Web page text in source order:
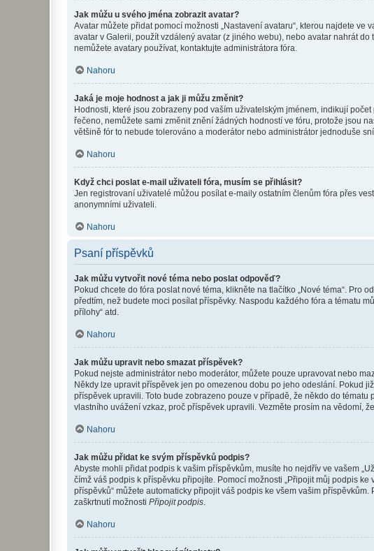
Jak můžu u svého jména zobrazit avatar?
Avatar můžete přidat pomocí možnosti „Nastavení avataru“, kterou najdete ve
avatar v Galerii, použít vzdálený avatar (z jiného webu), nebo avatar nahrát
nemůžete avatary používat, kontaktujte administrátora fóra.
Nahoru
Jaká je moje hodnost a jak ji můžu změnit?
Hodnosti, které jsou zobrazeny pod vaším uživatelským jménem, indikují
řečeno, nemůžete sami změnit znění žádných hodností ve fóru, protože jsou
většině fór to nebude tolerováno a moderátor nebo administrátor jednoduše
Nahoru
Když chci poslat e-mail uživateli fóra, musím se přihlásit?
Jen registrovaní uživatelé můžou posílat e-maily ostatním členům fóra přes
anonymními uživateli.
Nahoru
Psaní příspěvků
Jak můžu vytvořit nové téma nebo poslat odpověď?
Pokud chcete do fóra poslat nové téma, klikněte na tlačítko „Nové téma“. Pro
předtím, než budete moci posílat příspěvky. Naspodu každého fóra a tématu
přílohy“ atd.
Nahoru
Jak můžu upravit nebo smazat příspěvek?
Pokud nejste administrátor nebo moderátor, můžete pouze upravovat nebo
Někdy lze upravit příspěvek jen po omezenou dobu po jeho odeslání. Pokud
příspěvek upravili. Toto bude zobrazeno pouze v případě, že někdo do
vlastního uvážení vzkaz, proč příspěvek upravili. Vezměte prosím na vědomí,
Nahoru
Jak můžu přidat ke svým příspěvků podpis?
Abyste mohli přidat podpis k vašim příspěvkům, musíte ho nejdřív ve vašem
čímž váš podpis k příspěvku připojíte. Pomocí možnosti „Připojit můj podpis ke
příspěvků“ můžete automaticky připojit váš podpis ke všem vašim
zaškrtnutí možnosti Připojit podpis
Nahoru